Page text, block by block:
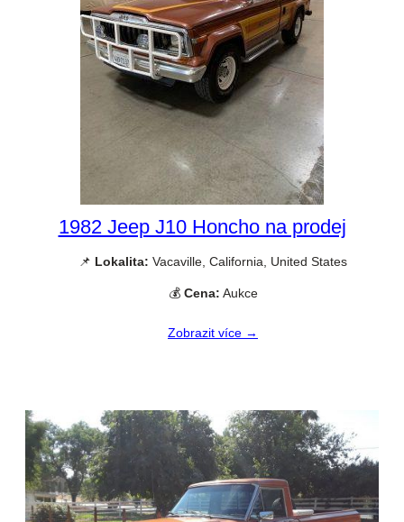
1982 Jeep J10 Honcho na prodej
📌 Lokalita: Vacaville, California, United States
💰 Cena: Aukce
Zobrazit více →